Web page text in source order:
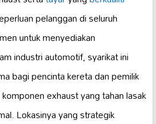
pelanggan di seluruh
untuk menyediakan
industri automotif, syarikat ini
bagi pencinta kereta dan pemilik
exhaust yang tahan lasak
Lokasinya yang strategik